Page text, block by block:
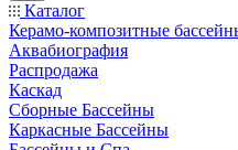
Каталог
Керамо-композитные
Аквабиография
Распродажа
Каскад
Сборные Бассейны
Каркасные Бассейны